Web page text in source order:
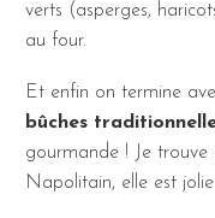
verts (asperges,
au four.
Et enfin on termine
bûches
gourmande ! Je
Napolitain, elle est